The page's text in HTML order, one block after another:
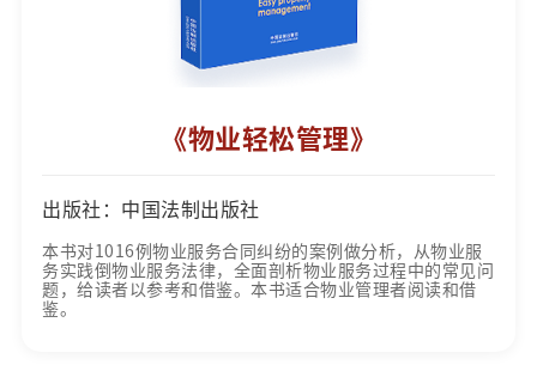
《物业轻松管理》
出版社：中国法制出版社
本书对1016例物业服务合同纠纷的案例做分析，从物业服
务实践倒物业服务法律，全面剖析物业服务过程中的常见问
题，给读者以参考和借鉴。本书适合物业管理者阅读和借
鉴。